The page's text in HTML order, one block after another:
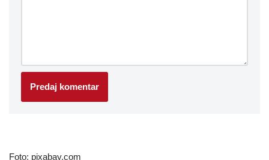
Foto: pixabay.com